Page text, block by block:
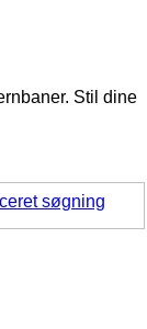
Stil dine
søgning